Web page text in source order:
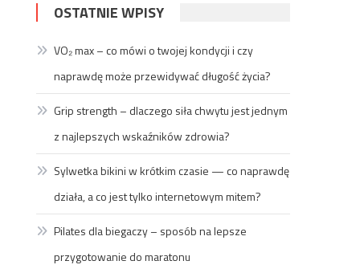
OSTATNIE WPISY
VO₂ max – co mówi o twojej kondycji i czy
naprawdę może przewidywać długość życia?
Grip strength – dlaczego siła chwytu jest jednym
z najlepszych wskaźników zdrowia?
Sylwetka bikini w krótkim czasie — co naprawdę
działa, a co jest tylko internetowym mitem?
Pilates dla biegaczy – sposób na lepsze
przygotowanie do maratonu